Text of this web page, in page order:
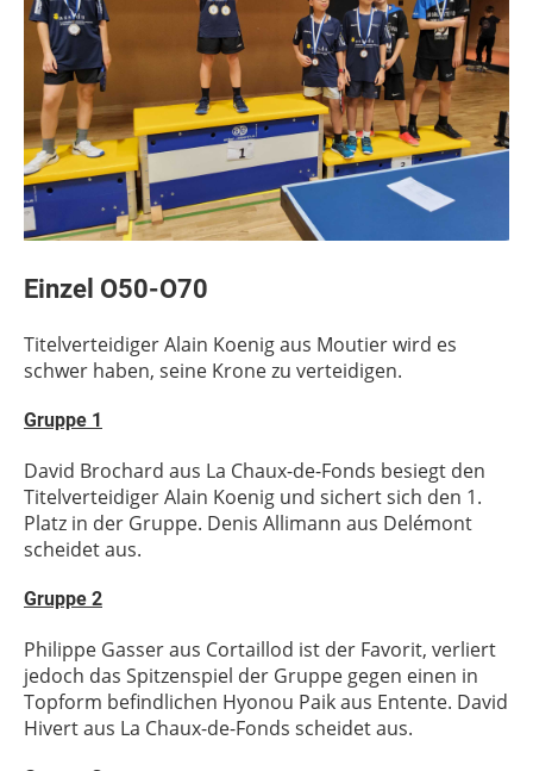
Einzel O50-O70
Titelverteidiger Alain Koenig aus Moutier wird es
schwer haben, seine Krone zu verteidigen.
Gruppe 1
David Brochard aus La Chaux-de-Fonds besiegt den
Titelverteidiger Alain Koenig und sichert sich den 1.
Platz in der Gruppe. Denis Allimann aus Delémont
scheidet aus.
Gruppe 2
Philippe Gasser aus Cortaillod ist der Favorit, verliert
jedoch das Spitzenspiel der Gruppe gegen einen in
Topform befindlichen Hyonou Paik aus Entente. David
Hivert aus La Chaux-de-Fonds scheidet aus.